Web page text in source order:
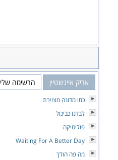
אריק איינשטיין הרשימה שלי
כמו מדונה מצוירת
לבדנו כביכול
פוליטיקה
Waiting For A Better Day
מה פה הולך